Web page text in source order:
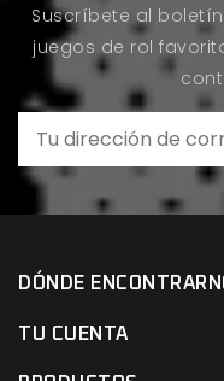
Suscríbete al
juegos de rol
DÓNDE
TU CUENTA